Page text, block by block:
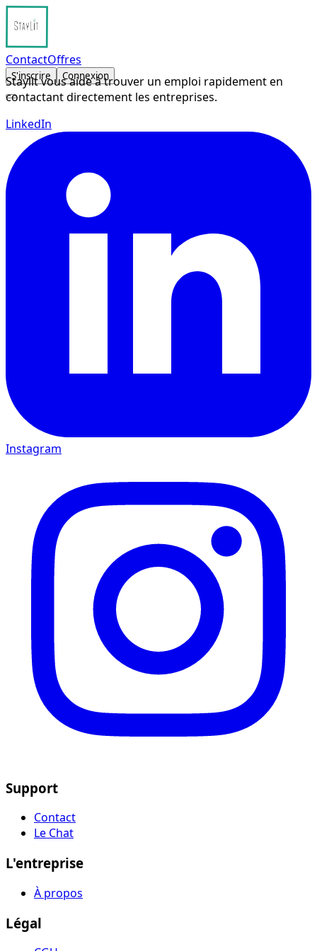
ContactOffres
S'inscrire Connexion
Staylit vous aide à trouver un emploi rapidement en
contactant directement les entreprises.
LinkedIn
Instagram
Support
Contact
Le Chat
L'entreprise
À propos
Légal